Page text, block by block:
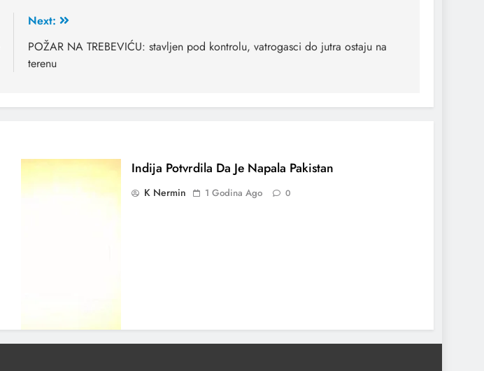
Next:
POŽAR NA TREBEVIĆU: stavljen pod kontrolu, vatrogasci do jutra ostaju na
terenu
Indija Potvrdila Da Je Napala Pakistan
K Nermin 1 Godina Ago 0